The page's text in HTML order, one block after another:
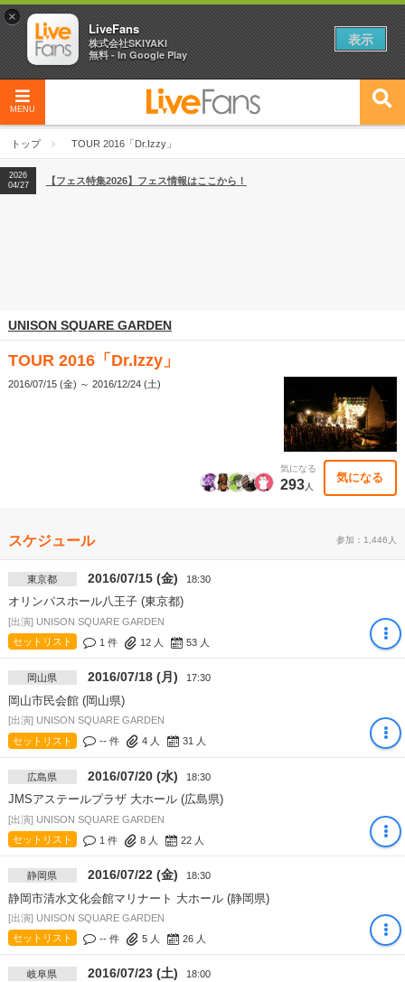
MENU
トップ TOUR 2016「Dr.Izzy」
2026
04/27
2026
【ライブ動員ランキング】2026年上半期編発表！
2026
04/27
【フェス特集2026】フェス情報はここから！
UNISON SQUARE GARDEN
TOUR 2016「Dr.Izzy」
2016/07/15 (金) ～ 2016/12/24 (土)
気になる
293人
気になる
スケジュール 参加：1,446人
東京都 2016/07/15 (金) 18:30
オリンパスホール八王子 (東京都)
[出演] UNISON SQUARE GARDEN
セットリスト
1 件 12人 53人
岡山県 2016/07/18 (月) 17:30
岡山市民会館 (岡山県)
[出演] UNISON SQUARE GARDEN
セットリスト
-- 件 4人 31 人
広島県 2016/07/20 (水) 18:30
JMSアステールプラザ 大ホール (広島県)
[出演] UNISON SQUARE GARDEN
セットリスト
1 件 8人 22人
静岡県 2016/07/22 (金) 18:30
静岡市清水文化会館マリナート 大ホール (静岡県)
[出演] UNISON SQUARE GARDEN
セットリスト
-- 件 5人 26人
岐阜県 2016/07/23 (土) 18:00
×
LiveFans
株式会社SKIYAKI
無料 - In Google Play
表示